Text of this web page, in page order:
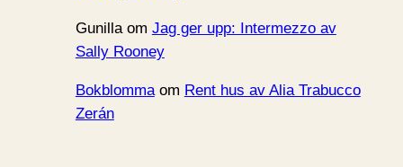
Gunillaom Jag ger upp: Intermezzo av
Sally Rooney
Bokblommaom Rent hus av Alia Trabucco
Zerán